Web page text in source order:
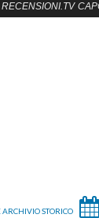
RECENSIONI.TV